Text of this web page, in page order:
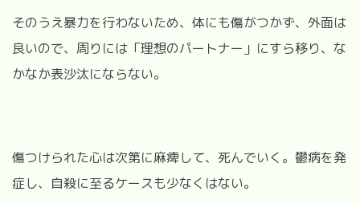
そのうえ暴力を行わないため、体にも傷がつかず、外面は
良いので、周りには「理想のパートナー」にすら移り、な
かなか表沙汰にならない。
傷つけられた心は次第に麻痺して、死んでいく。鬱病を発
症し、自殺に至るケースも少なくはない。